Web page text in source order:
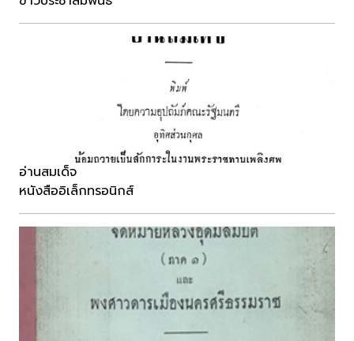
อ่านสมเด็จ
หนังสืออิเล็กทรอนิกส์